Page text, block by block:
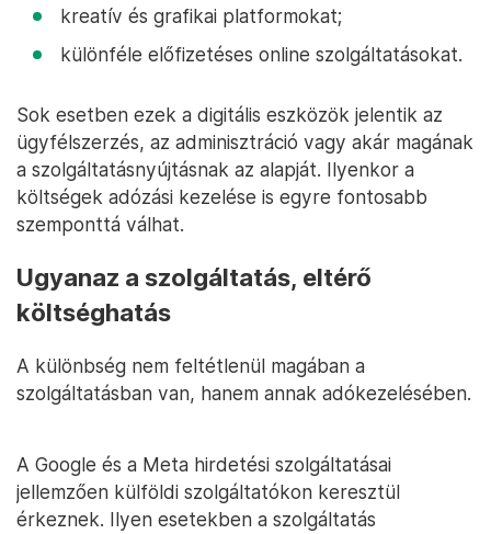
kreatív és grafikai platformokat;
különféle előfizetéses online szolgáltatásokat.
Sok esetben ezek a digitális eszközök jelentik az
ügyfélszerzés, az adminisztráció vagy akár magának
a szolgáltatásnyújtásnak az alapját. Ilyenkor a
költségek adózási kezelése is egyre fontosabb
szemponttá válhat.
Ugyanaz a szolgáltatás, eltérő
költséghatás
A különbség nem feltétlenül magában a
szolgáltatásban van, hanem annak adókezelésében.
A Google és a Meta hirdetési szolgáltatásai
jellemzően külföldi szolgáltatókon keresztül
érkeznek. Ilyen esetekben a szolgáltatás